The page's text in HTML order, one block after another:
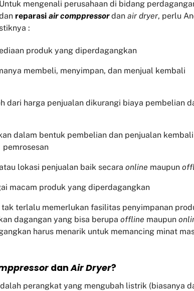
mengenali perusahaan di bidang
reparasi air comppressordan air dryer, perlu
:
produk yang diperdagangkan
membeli, menyimpan, dan menjual kembali
dari harga penjualan dikurangi biaya pembelian
dalam bentuk pembelian dan penjualan kembali
lokasi penjualan baik secara online maupun
macam produk yang diperdagangkan
tak terlalu memerlukan fasilitas penyimpanan
dagangan yang bisa berupa offline maupun
harus menarik untuk memancing minat
danAir Dryer?
perangkat yang mengubah listrik (biasanya